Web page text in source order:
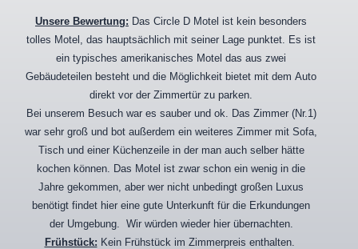
Unsere Bewertung: Das Circle D Motel ist kein besonders
tolles Motel, das hauptsächlich mit seiner Lage punktet. Es ist
ein typisches amerikanisches Motel das aus zwei
Gebäudeteilen besteht und die Möglichkeit bietet mit dem Auto
direkt vor der Zimmertür zu parken.
Bei unserem Besuch war es sauber und ok. Das Zimmer (Nr.1)
war sehr groß und bot außerdem ein weiteres Zimmer mit Sofa,
Tisch und einer Küchenzeile in der man auch selber hätte
kochen können. Das Motel ist zwar schon ein wenig in die
Jahre gekommen, aber wer nicht unbedingt großen Luxus
benötigt findet hier eine gute Unterkunft für die Erkundungen
der Umgebung. Wir würden wieder hier übernachten.
Frühstück: Kein Frühstück im Zimmerpreis enthalten.